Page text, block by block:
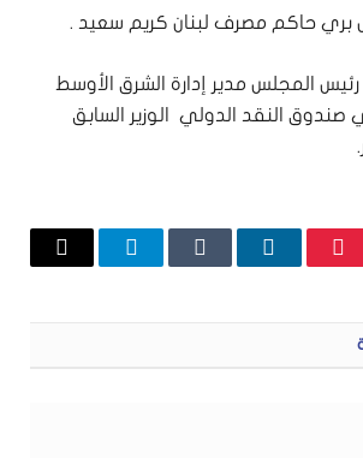
بري حاكم مصرف لبنان كريم سعيد .
المجلس مدير إدارة الشرق الأوسط
النقد الدولي الوزير السابق
بينتيريستلينكدإنTumblrتيلقرامالبريد